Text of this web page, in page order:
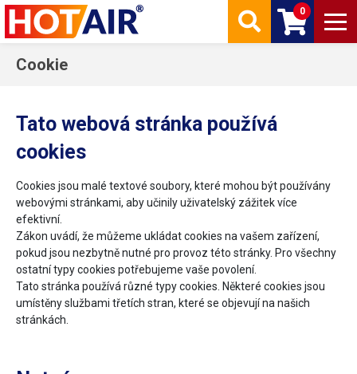
0
Cookie
Tato webová stránka používá
cookies
Cookies jsou malé textové soubory, které mohou být používány
webovými stránkami, aby učinily uživatelský zážitek více
efektivní.
Zákon uvádí, že můžeme ukládat cookies na vašem zařízení,
pokud jsou nezbytně nutné pro provoz této stránky. Pro všechny
ostatní typy cookies potřebujeme vaše povolení.
Tato stránka používá různé typy cookies. Některé cookies jsou
umístěny službami třetích stran, které se objevují na našich
stránkách.